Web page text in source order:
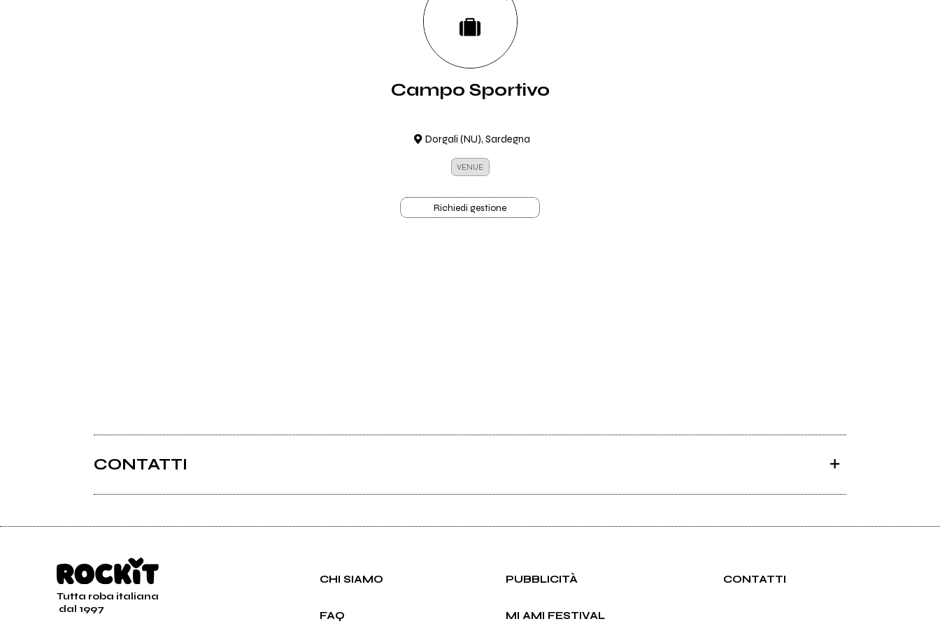
Campo Sportivo
Dorgali (NU), Sardegna
VENUE
Richiedi gestione
CONTATTI
Tutta roba italiana
dal 1997
CHI SIAMO PUBBLICITÀ CONTATTI
FAQ MI AMI FESTIVAL